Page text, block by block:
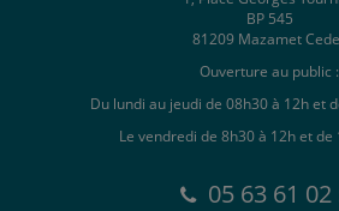
BP 545
81209 Mazamet
Ouverture au public :
Du lundi au jeudi de 08h30 à 12h et
Le vendredi de 8h30 à 12h et de
05 63 61 02